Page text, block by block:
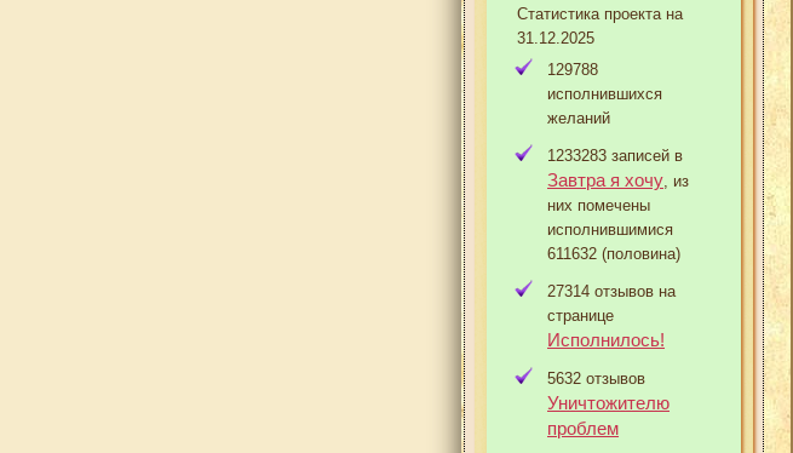
Статистика проекта на
31.12.2025
129788
исполнившихся
желаний
1233283 записей в
Завтра я хочу , из
них помечены
исполнившимися
611632 (половина)
27314 отзывов на
странице
Исполнилось!
5632 отзывов
Уничтожителю
проблем